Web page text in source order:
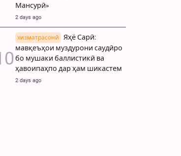
Мансурӣ»
2 days ago
хизматрасонй
Яҳё Сарӣ:
мавқеъҳои муздурони саудӣро
бо мушаки баллистикӣ ва
ҳавоипаҳпо дар ҳам шикастем
2 days ago